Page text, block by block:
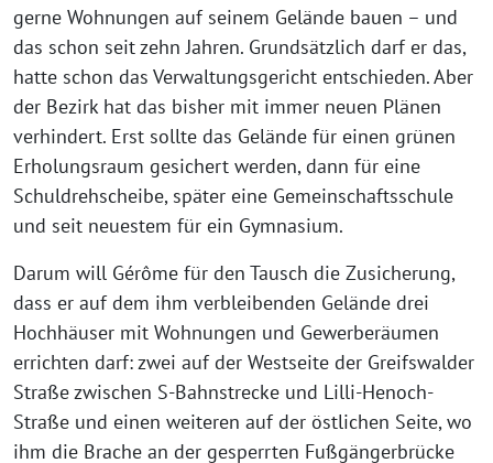
gerne Wohnungen auf seinem Gelände bauen – und
das schon seit zehn Jahren. Grundsätzlich darf er das,
hatte schon das Verwaltungsgericht entschieden. Aber
der Bezirk hat das bisher mit immer neuen Plänen
verhindert. Erst sollte das Gelände für einen grünen
Erholungsraum gesichert werden, dann für eine
Schuldrehscheibe, später eine Gemeinschaftsschule
und seit neuestem für ein Gymnasium.
Darum will Gérôme für den Tausch die Zusicherung,
dass er auf dem ihm verbleibenden Gelände drei
Hochhäuser mit Wohnungen und Gewerberäumen
errichten darf: zwei auf der Westseite der Greifswalder
Straße zwischen S-Bahnstrecke und Lilli-Henoch-
Straße und einen weiteren auf der östlichen Seite, wo
ihm die Brache an der gesperrten Fußgängerbrücke